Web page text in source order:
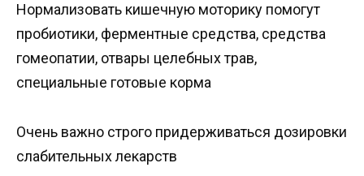
Нормализовать кишечную моторику помогут
пробиотики, ферментные средства, средства
гомеопатии, отвары целебных трав,
специальные готовые корма
Очень важно строго придерживаться дозировки
слабительных лекарств